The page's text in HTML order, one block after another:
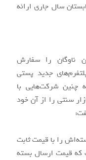
سال جاری ارائه
ناوگان را سفارش
جدید پستی
چنین شرکت‌هایی با
سنتی را از آن خود
را با قیمت ثابت
که قیمت ارسال بسته